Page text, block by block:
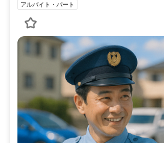
アルバイト・パート